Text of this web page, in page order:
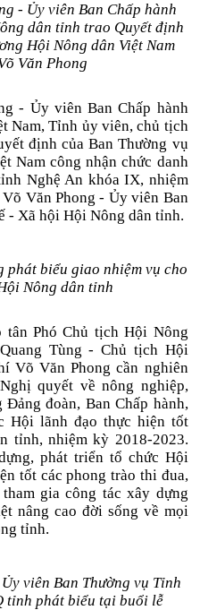
- Ủy viên Ban Chấp hành
dân tỉnh trao Quyết định
Hội Nông dân Việt Nam
Văn Phong
- Ủy viên Ban Chấp hành
Nam, Tỉnh ủy viên, chủ tịch
định của Ban Thường vụ
Nam công nhận chức danh
Nghệ An khóa IX, nhiệm
Văn Phong - Ủy viên Ban
- Xã hội Hội Nông dân tỉnh.
phát biểu giao nhiệm vụ cho
Nông dân tỉnh
tân Phó Chủ tịch Hội Nông
Tùng - Chủ tịch Hội
Võ Văn Phong cần nghiên
quyết về nông nghiệp,
đoàn, Ban Chấp hành,
Hội lãnh đạo thực hiện tốt
tỉnh, nhiệm kỳ 2018-2023.
phát triển tổ chức Hội
tốt các phong trào thi đua,
gia công tác xây dựng
nâng cao đời sống về mọi
tỉnh.
viên Ban Thường vụ Tỉnh
tỉnh phát biểu tại buổi lễ